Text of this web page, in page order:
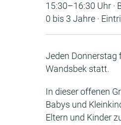
15:30–16:30 Uhr ·
0 bis 3 Jahre ·
Jeden Donnerstag
Wandsbek statt.
In dieser offenen
Babys und
Eltern und Kinder